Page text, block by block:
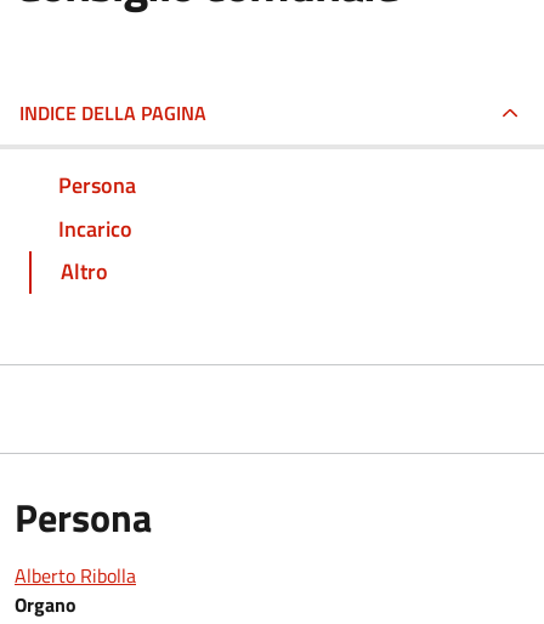
INDICE DELLA PAGINA
Persona
Incarico
Altro
Persona
Alberto Ribolla
Organo